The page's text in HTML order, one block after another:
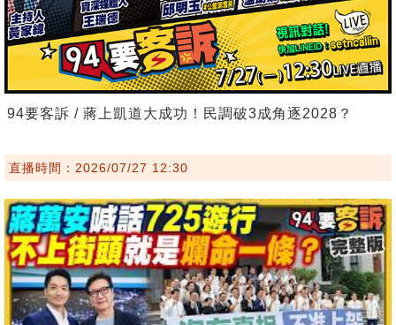
94要客訴 / 蔣上凱道大成功！民調破3成角逐2028？
直播時間：2026/07/27 12:30